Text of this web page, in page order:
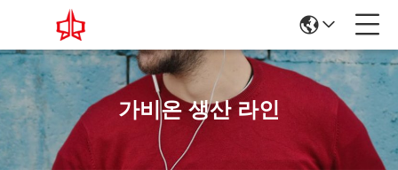
가비온 생산 라인